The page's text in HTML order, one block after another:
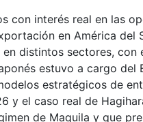
con interés real en las
en América del
distintos sectores, con
estuvo a cargo del
estratégicos de
y el caso real de
de Maquila y que